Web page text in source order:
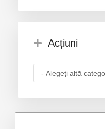
Acțiuni